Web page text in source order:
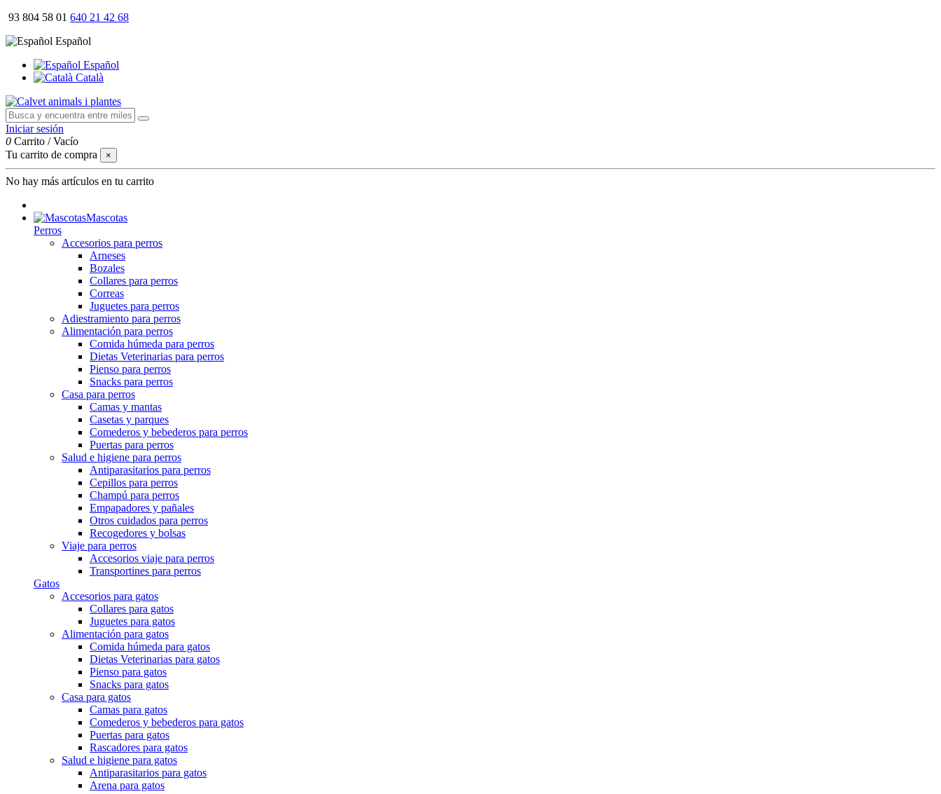
93 804 58 01 640 21 42 68
Español
Español
Català
Iniciar sesión
0 Carrito /Vacío
Tu carrito de compra
×
No hay más artículos en tu carrito
Mascotas
Perros
Accesorios para perros
Arneses
Bozales
Collares para perros
Correas
Juguetes para perros
Adiestramiento para perros
Alimentación para perros
Comida húmeda para perros
Dietas Veterinarias para perros
Pienso para perros
Snacks para perros
Casa para perros
Camas y mantas
Casetas y parques
Comederos y bebederos para perros
Puertas para perros
Salud e higiene para perros
Antiparasitarios para perros
Cepillos para perros
Champú para perros
Empapadores y pañales
Otros cuidados para perros
Recogedores y bolsas
Viaje para perros
Accesorios viaje para perros
Transportines para perros
Gatos
Accesorios para gatos
Collares para gatos
Juguetes para gatos
Alimentación para gatos
Comida húmeda para gatos
Dietas Veterinarias para gatos
Pienso para gatos
Snacks para gatos
Casa para gatos
Camas para gatos
Comederos y bebederos para gatos
Puertas para gatos
Rascadores para gatos
Salud e higiene para gatos
Antiparasitarios para gatos
Arena para gatos